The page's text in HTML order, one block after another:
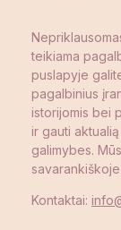
teikiama
puslapyje
pagalbinius
istorijomis bei
ir gauti
galimybes.
Kontaktai: